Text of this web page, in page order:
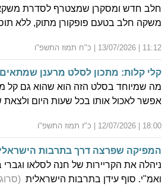
חלב חדש ומסקרן שמצטרף לסדרת
משקה חלב בטעם פופקורן מתוק, ללא
11:12 | 13/07/2026 | כ"ח תמוז התשפ"ו
קלי קלות: מתכון לסלט מרענן
מה שמיוחד בסלט הזה הוא שהוא גם קל
אפשר לאכול אותו בכל שעות היום ולצאת
18:00 | 12/07/2026 | כ"ז תמוז התשפ"ו
המפיקה שפרצה דרך בתרבות
ניהלה את הקריירות של חנה לסלאו
ואמ"י. סוף עידן בתרבות הישראלית